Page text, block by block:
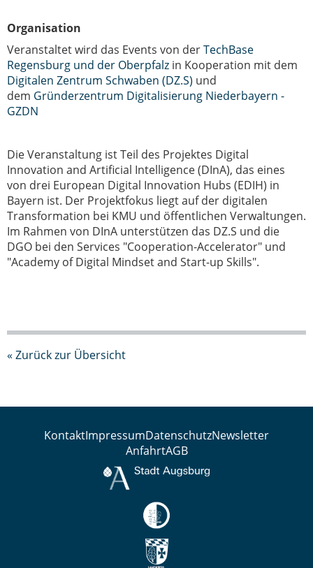
Organisation
Veranstaltet wird das Events von derTechBase
Regensburg und der Oberpfalz in Kooperation mit dem
Digitalen Zentrum Schwaben (DZ.S) und
dem Gründerzentrum Digitalisierung Niederbayern -
GZDN
Die Veranstaltung ist Teil des Projektes Digital
Innovation and Artificial Intelligence (DInA), das eines
von drei European Digital Innovation Hubs (EDIH) in
Bayern ist. Der Projektfokus liegt auf der digitalen
Transformation bei KMU und öffentlichen Verwaltungen.
Im Rahmen von DInA unterstützen das DZ.S und die
DGO bei den Services "Cooperation-Accelerator" und
"Academy of Digital Mindset and Start-up Skills".
« Zurück zur Übersicht
KontaktImpressumDatenschutzNewsletter
AnfahrtAGB